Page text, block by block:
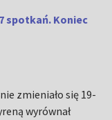
spotkań. Koniec
zmieniało się 19-
wyrównał